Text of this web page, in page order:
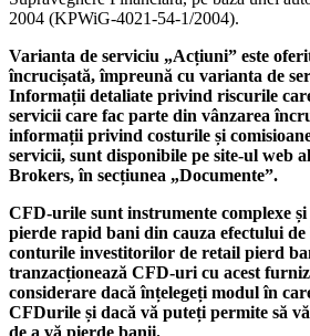
2004 (KPWiG-4021-54-1/2004).
Varianta de serviciu „Acțiuni” este
încrucișată, împreună cu varianta de
Informații detaliate privind riscurile
servicii care fac parte din vânzarea
informații privind costurile și
servicii, sunt disponibile pe site-ul web
Brokers, în secțiunea „Documente”.
CFD-urile sunt instrumente complexe
pierde rapid bani din cauza efectului
conturile investitorilor de retail pierd
tranzacționează CFD-uri cu acest
considerare dacă înțelegeți modul în
CFDurile și dacă vă puteți permite să